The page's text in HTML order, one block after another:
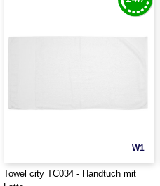
W1
Towel city TC034 - Handtuch mit